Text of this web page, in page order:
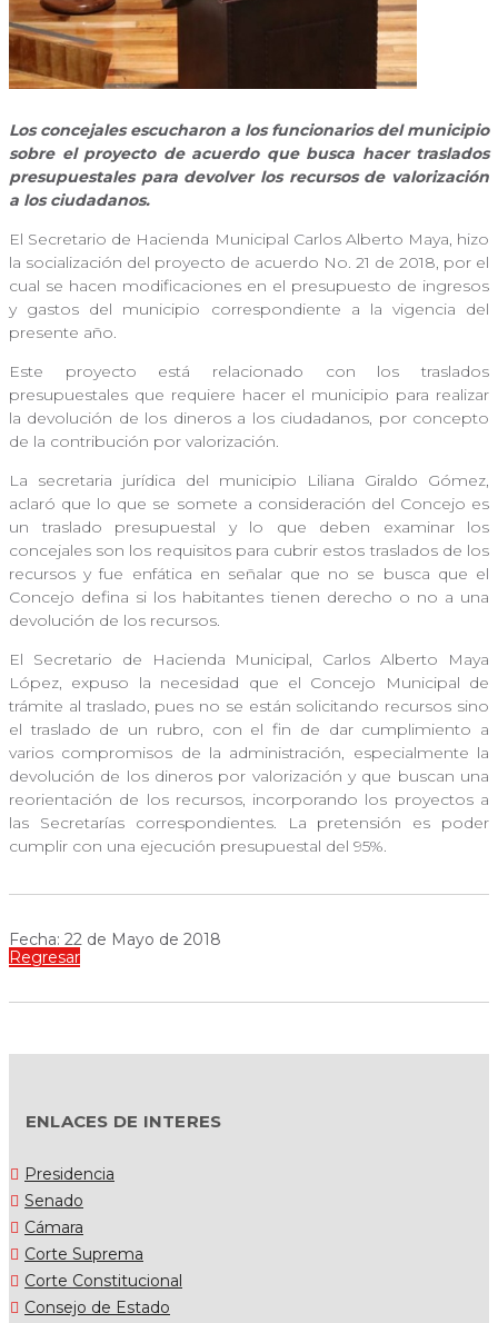
Los concejales escucharon a los funcionarios del municipio
sobre el proyecto de acuerdo que busca hacer traslados
presupuestales para devolver los recursos de valorización
a los ciudadanos.
El Secretario de Hacienda Municipal Carlos Alberto Maya, hizo
la socialización del proyecto de acuerdo No. 21 de 2018, por el
cual se hacen modificaciones en el presupuesto de ingresos
y gastos del municipio correspondiente a la vigencia del
presente año.
Este proyecto está relacionado con los traslados
presupuestales que requiere hacer el municipio para realizar
la devolución de los dineros a los ciudadanos, por concepto
de la contribución por valorización.
La secretaria jurídica del municipio Liliana Giraldo Gómez,
aclaró que lo que se somete a consideración del Concejo es
un traslado presupuestal y lo que deben examinar los
concejales son los requisitos para cubrir estos traslados de los
recursos y fue enfática en señalar que no se busca que el
Concejo defina si los habitantes tienen derecho o no a una
devolución de los recursos.
El Secretario de Hacienda Municipal, Carlos Alberto Maya
López, expuso la necesidad que el Concejo Municipal de
trámite al traslado, pues no se están solicitando recursos sino
el traslado de un rubro, con el fin de dar cumplimiento a
varios compromisos de la administración, especialmente la
devolución de los dineros por valorización y que buscan una
reorientación de los recursos, incorporando los proyectos a
las Secretarías correspondientes. La pretensión es poder
cumplir con una ejecución presupuestal del 95%.
Fecha: 22 de Mayo de 2018
Regresar
ENLACES DE INTERES
Presidencia
Senado
Cámara
Corte Suprema
Corte Constitucional
Consejo de Estado